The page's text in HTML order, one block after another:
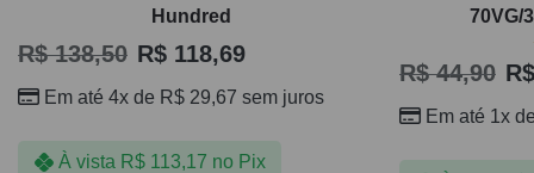
Hundred
R$138,50 R$ 118,69
Em até 4x de R$ 29,67 sem juros
À vista R$113,17 no Pix
70VG/
R$44,90 R$
Em até 1x